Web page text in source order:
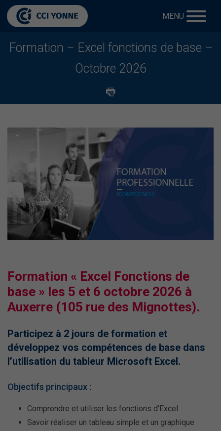
MENU
Formation – Excel fonctions de base –
Octobre 2026
Formation « Excel Fonctions de
base » les 5 et 6 octobre 2026 à
Auxerre (105 rue des Mignottes).
Participez à 2 jours de formation et
développez vos compétences de base dans
l’utilisation du tableur Microsoft Excel.
Objectifs principaux :
Comprendre et utiliser les fonctions d'Excel
Savoir réaliser un tableau simple et un graphique